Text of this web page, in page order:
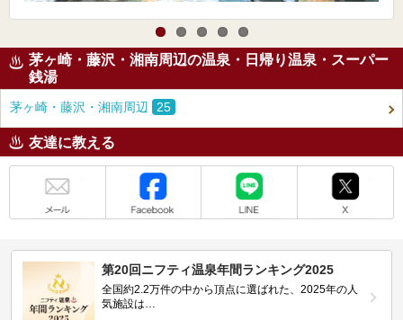
茅ヶ崎・藤沢・湘南周辺の温泉・日帰り温泉・スーパー
銭湯
茅ヶ崎・藤沢・湘南周辺 25
友達に教える
第20回ニフティ温泉年間ランキング2025
全国約2.2万件の中から頂点に選ばれた、2025年の人
気施設は…